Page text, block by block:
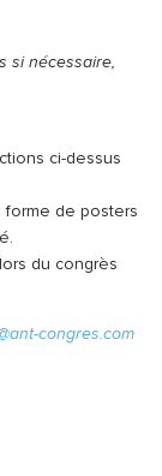
si nécessaire,
ci-dessus
forme de posters
du congrès
congres.com